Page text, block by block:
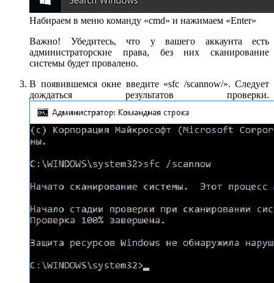
Набираем в меню команду «cmd» и нажимаем «Enter»
Важно! Убедитесь, что у вашего аккаунта есть
администраторские права, без них сканирование
системы будет провалено.
В появившемся окне введите «sfc /scannow/». Следует
дождаться результатов проверки.